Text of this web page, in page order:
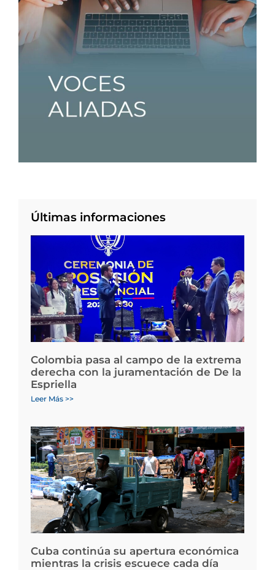
Últimas informaciones
Colombia pasa al campo de la extrema
derecha con la juramentación de De la
Espriella
Leer Más >>
Cuba continúa su apertura económica
mientras la crisis escuece cada día